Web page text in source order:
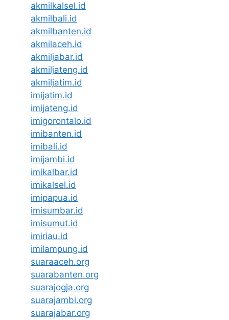
akmilkalsel.id
akmilbali.id
akmilbanten.id
akmilaceh.id
akmiljabar.id
akmiljateng.id
akmiljatim.id
imijatim.id
imijateng.id
imigorontalo.id
imibanten.id
imibali.id
imijambi.id
imikalbar.id
imikalsel.id
imipapua.id
imisumbar.id
imisumut.id
imiriau.id
imilampung.id
suaraaceh.org
suarabanten.org
suarajogja.org
suarajambi.org
suarajabar.org